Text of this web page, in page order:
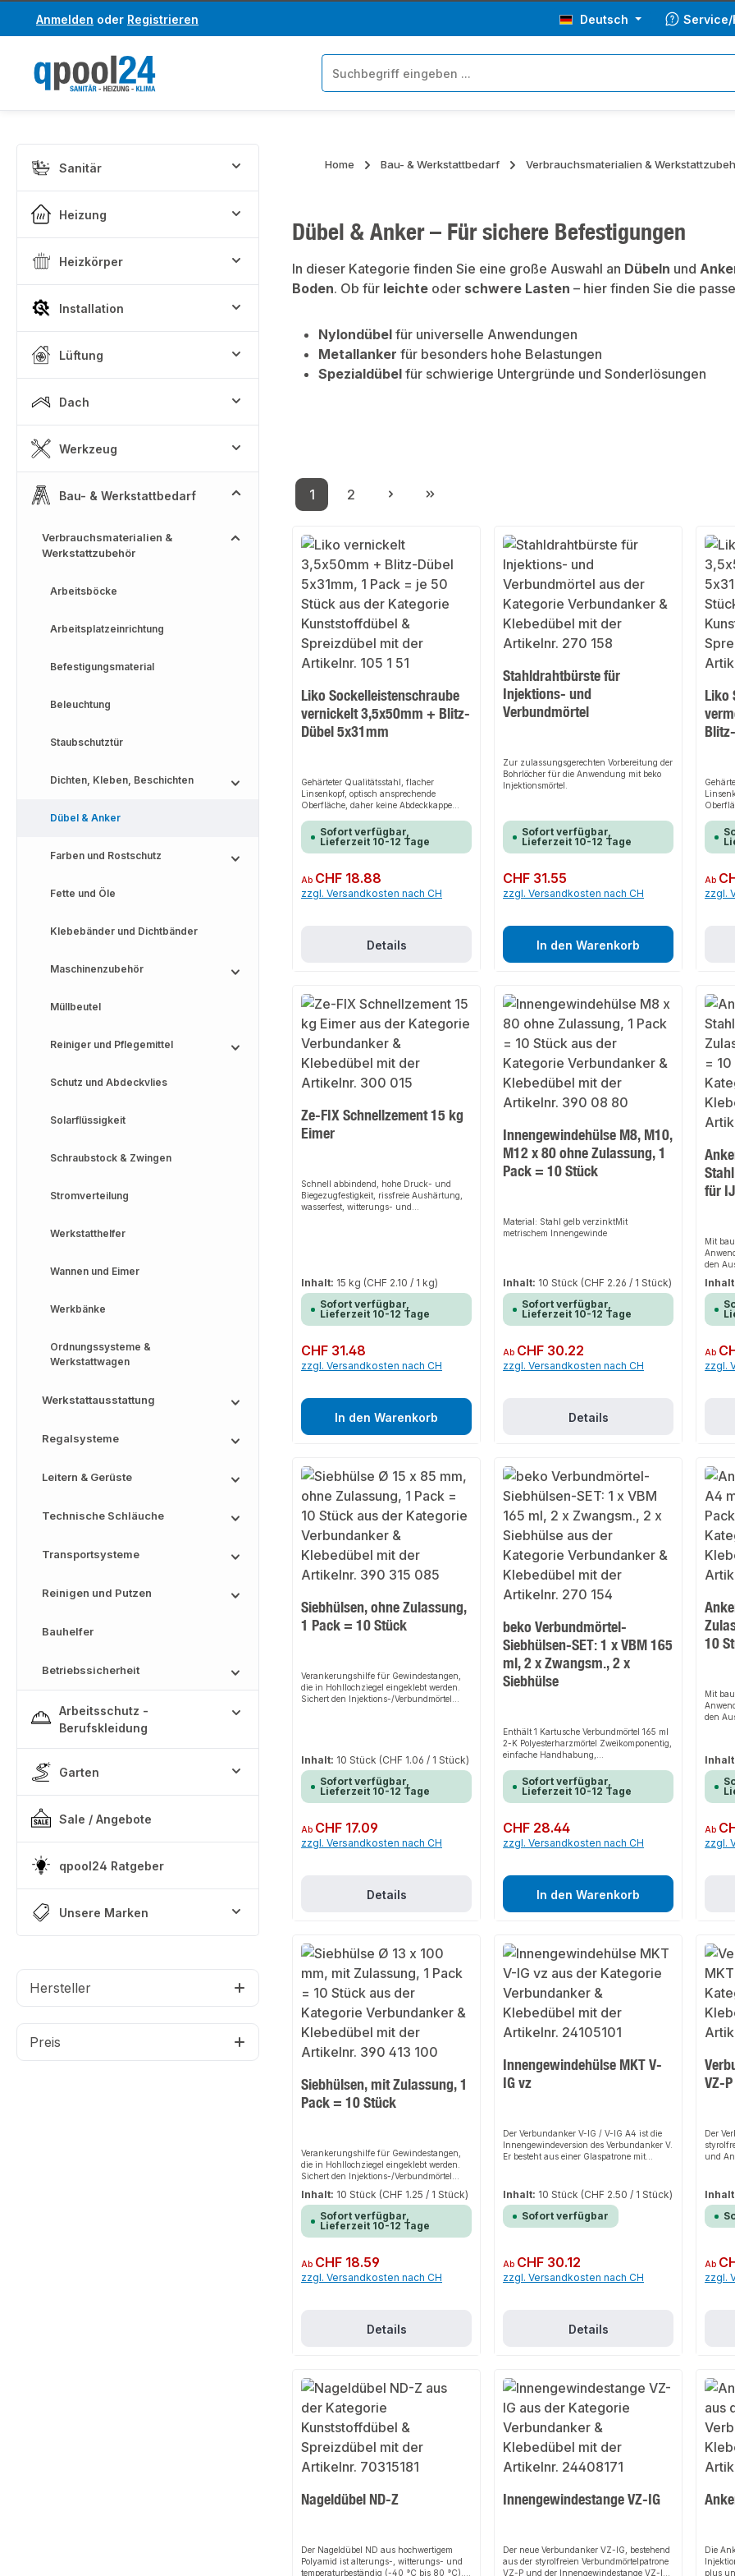
Hauptinhalt springen
Zur Suche springen
Anmelden oder Registrieren Deutsch Service/
Sanitär
Heizung
Heizkörper
Installation
Lüftung
Dach
Werkzeug
Bau- & Werkstattbedarf
Verbrauchsmaterialien &
Werkstattzubehör
Arbeitsböcke
Arbeitsplatzeinrichtung
Befestigungsmaterial
Beleuchtung
Staubschutztür
Dichten, Kleben, Beschichten
Dübel & Anker
Farben und Rostschutz
Fette und Öle
Klebebänder und Dichtbänder
Maschinenzubehör
Müllbeutel
Reiniger und Pflegemittel
Schutz und Abdeckvlies
Solarflüssigkeit
Schraubstock & Zwingen
Stromverteilung
Werkstatthelfer
Wannen und Eimer
Werkbänke
Ordnungssysteme &
Werkstattwagen
Werkstattausstattung
Regalsysteme
Leitern & Gerüste
Technische Schläuche
Transportsysteme
Reinigen und Putzen
Bauhelfer
Betriebssicherheit
Arbeitsschutz -
Berufskleidung
Garten
Sale / Angebote
qpool24 Ratgeber
Unsere Marken
Hersteller
Preis
Home Bau- & Werkstattbedarf Verbrauchsmaterialien &
Dübel & Anker – Für sichere Befestigungen
In dieser Kategorie finden Sie eine große Auswahl an Dübeln und
Boden. Ob für leichte oder schwere Lasten – hier finden Sie die
Nylondübel für universelle Anwendungen
Metallanker für besonders hohe Belastungen
Spezialdübel für schwierige Untergründe und Sonderlösungen
Seite
1
Seite
2
Liko Sockelleistenschraube
vernickelt 3,5x50mm + Blitz-
Dübel 5x31mm
Gehärteter Qualitätsstahl, flacher
Linsenkopf, optisch ansprechende
Oberfläche, daher keine Abdeckkappe
wiederverwendbar.
Sofort verfügbar,
Lieferzeit 10-12 Tage
Regulärer Preis:
Ab CHF 18.88
zzgl. Versandkosten nach CH
Details
Stahldrahtbürste für
Injektions- und
Verbundmörtel
Zur zulassungsgerechten Vorbereitung der
Bohrlöcher für die Anwendung mit beko
Injektionsmörtel.
Sofort verfügbar,
Lieferzeit 10-12 Tage
Regulärer Preis:
CHF 31.55
zzgl. Versandkosten nach CH
In den Warenkorb
Liko
Ab
zzgl.
Ze-FIX Schnellzement 15 kg
Eimer
Schnell abbindend, hohe Druck- und
Biegezugfestigkeit, rissfreie Aushärtung,
wasserfest, witterungs- und
zum nächsten Arbeitsschritt, einfach zu
verarbeiten ohne Grundierung oder
Haftbrücke, extrem schnell, universell
einsetzbar, innen und außen
anwendbar.AnwendungsbereicheEinsetze
Installation von Regalen oder Schränken,
Verankern von Treppen- und
Balkongeländern, Befestigen von
Füllen von Fehlstellen, Löchern und
Rissen, Abdichten im Abwasserbereich,
Abdichtungen bei Wassereinbrüchen,
Fixierung von Leerrohren und
auf Flächen, Setzen von Eckschutzleisten.
Inhalt: 15 kg (CHF 2.10 / 1 kg)
Sofort verfügbar,
Lieferzeit 10-12 Tage
Regulärer Preis:
CHF 31.48
zzgl. Versandkosten nach CH
In den Warenkorb
Innengewindehülse M8, M10,
M12 x 80 ohne Zulassung, 1
Pack = 10 Stück
Material: Stahl gelb verzinktMit
metrischem Innengewinde
Inhalt: 10 Stück (CHF 2.26 / 1 Stück)
Sofort verfügbar,
Lieferzeit 10-12 Tage
Regulärer Preis:
Ab CHF 30.22
zzgl. Versandkosten nach CH
Details
für
Mit
den
Ab
zzgl.
Siebhülsen, ohne Zulassung,
1 Pack = 10 Stück
Verankerungshilfe für Gewindestangen,
die in Hohllochziegel eingeklebt werden.
Sichert den Injektions-/Verbundmörtel
Inhalt: 10 Stück (CHF 1.06 / 1 Stück)
Sofort verfügbar,
Lieferzeit 10-12 Tage
Regulärer Preis:
Ab CHF 17.09
zzgl. Versandkosten nach CH
Details
beko Verbundmörtel-
Siebhülsen-SET: 1 x VBM 165
ml, 2 x Zwangsm., 2 x
Siebhülse
Enthält 1 Kartusche Verbundmörtel 165 ml
2-K Polyesterharzmörtel Zweikomponentig,
einfache Handhabung,
Befestigung, gute Dosierbarkeit,
temperaturbeständig bis max. +50° C. und
2 Zwangsmischer Kartuschenspitze mit
mit jeder handelsüblichen
Kartuschenpresse verarbeitet werden, gute
Dosierbarkeit, angebrochene Kartusche
Aushärtung.
Anwendungsbereicheeinsetzbar für
randnahe, spreizdruckfreie
Befestigungen, Fassadenbefestigungen,
tragende Konstruktionen, etc., als
Klebemörtel für Betonteile.
Sofort verfügbar,
Lieferzeit 10-12 Tage
Regulärer Preis:
CHF 28.44
zzgl. Versandkosten nach CH
In den Warenkorb
10
Mit
den
Ab
zzgl.
Siebhülsen, mit Zulassung, 1
Pack = 10 Stück
Verankerungshilfe für Gewindestangen,
die in Hohllochziegel eingeklebt werden.
Sichert den Injektions-/Verbundmörtel
gegen das Herabfallen im Hohllochziegel.
Inhalt: 10 Stück (CHF 1.25 / 1 Stück)
Sofort verfügbar,
Lieferzeit 10-12 Tage
Regulärer Preis:
Ab CHF 18.59
zzgl. Versandkosten nach CH
Details
Innengewindehülse MKT V-
IG vz
Der Verbundanker V-IG / V-IG A4 ist die
Innengewindeversion des Verbundanker V.
Er besteht aus einer Glaspatrone mit
Innengewindehülse (V-IG / V-IG A4).
Beim Eintreiben der Ankerstange werden
die Komponenten zu einem schnell
aushärtenden Kunstharzmörtel vermischt.
Rand- und Achsabständen und dichtet
Gewindestange, Injektionsmörtel,
Inhalt: 10 Stück (CHF 2.50 / 1 Stück)
Sofort verfügbar
Regulärer Preis:
Ab CHF 30.12
zzgl. Versandkosten nach CH
Details
VZ-P
Der
und
die
Mit
und ist
Ab
zzgl.
Nageldübel ND-Z
Der Nageldübel ND aus hochwertigem
Polyamid ist alterungs-, witterungs- und
temperaturbeständig (-40 °C bis 80 °C).
Innengewindestange VZ-IG
Der neue Verbundanker VZ-IG, bestehend
aus der styrolfreien Verbundmörtelpatrone
VZ-P und der Innengewindestange VZ-IG,
Die
plus